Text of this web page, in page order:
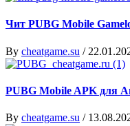
Чит PUBG Mobile
By cheatgame.su /
PUBG Mobile APK для
By cheatgame.su /